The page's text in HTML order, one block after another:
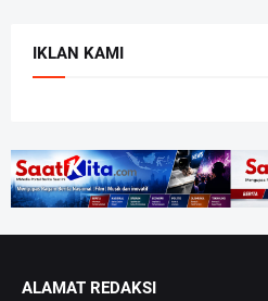
IKLAN KAMI
ALAMAT REDAKSI